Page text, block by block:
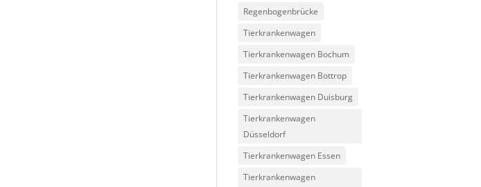
Regenbogenbrücke
Tierkrankenwagen
Tierkrankenwagen Bochum
Tierkrankenwagen Bottrop
Tierkrankenwagen Duisburg
Tierkrankenwagen
Düsseldorf
Tierkrankenwagen Essen
Tierkrankenwagen